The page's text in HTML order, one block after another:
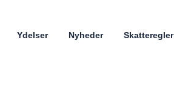
Ydelser Nyheder Skatteregler